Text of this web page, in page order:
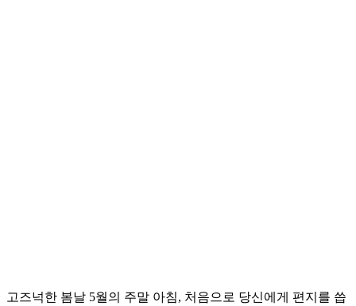
고즈넉한 봄날 5월의 주말 아침, 처음으로 당신에게 편지를 씁